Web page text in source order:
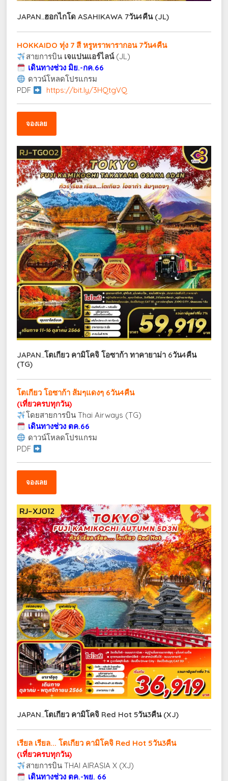
JAPAN..ฮอกไกโด ASAHIKAWA 7วัน4คืน (JL)
HOKKAIDO ทุ่ง 7 สี หรูหราพารากอน 7วัน4คืน
สายการบิน เจแปนแอร์ไลน์(JL)
เดินทางช่วง มิย.-กค.66
ดาวน์โหลดโปรแกรม
PDF
https://bit.ly/3HQtgVQ
จองเลย
JAPAN..โตเกียว คามิโคจิ โอซาก้า ทาคายาม่า 6วัน4คืน
(TG)
โตเกียว โอซาก้า ส้มๆแดงๆ 6วัน4คืน
(เที่ยวครบทุกวัน)
โดยสายการบิน Thai Airways (TG)
เดินทางช่วง ตค.66
ดาวน์โหลดโปรแกรม
PDF
จองเลย
JAPAN..โตเกียว คามิโคจิ Red Hot 5วัน3คืน (XJ)
เรียล เรียล... โตเกียว คามิโคจิ Red Hot 5วัน3คืน
(เที่ยวครบทุกวัน)
สายการบิน THAI AIRASIA X (XJ)
เดินทางช่วง ตค.-พย. 66